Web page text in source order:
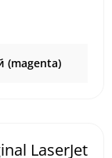
(magenta)
LaserJet